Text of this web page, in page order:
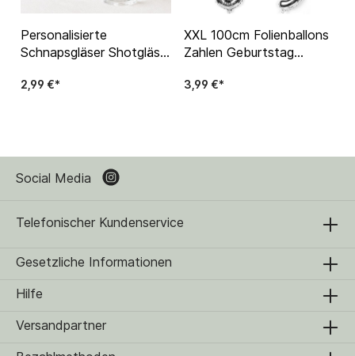
Personalisierte
Schnapsgläser Shotgläser
Geburtstag, Geschenk
2,99 €*
XXL 100cm Folienballons
Zahlen Geburtstag
Dekoration Geschenk
3,99 €*
Telefonischer Kundenservice
Social Media
Gesetzliche Informationen
Hilfe
Versandpartner